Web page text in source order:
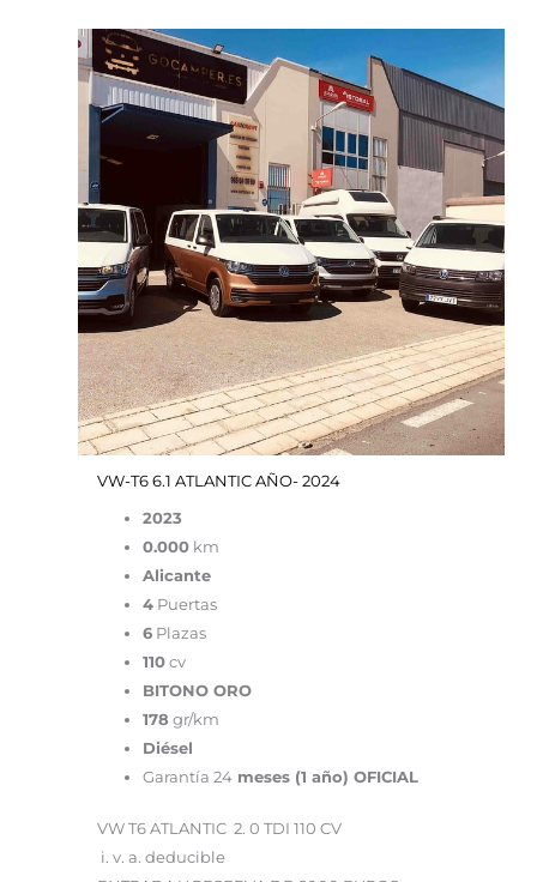
VW-T6 6.1 ATLANTIC AÑO- 2024
2023
0.000km
Alicante
4Puertas
6Plazas
110cv
BITONO ORO
178 gr/km
Diésel
Garantía 24meses (1 año) OFICIAL
VW T6 ATLANTIC 2. 0 TDI 110 CV
i. v. a. deducible
precio
original
era:
78,900.00€.
precio
actual
es:
59,900.00€.